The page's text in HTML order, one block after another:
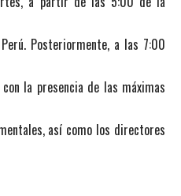
Posteriormente, a las 7:00
la presencia de las máximas
así como los directores